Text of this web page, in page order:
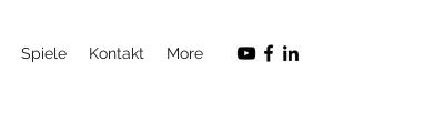
Spiele Kontakt More